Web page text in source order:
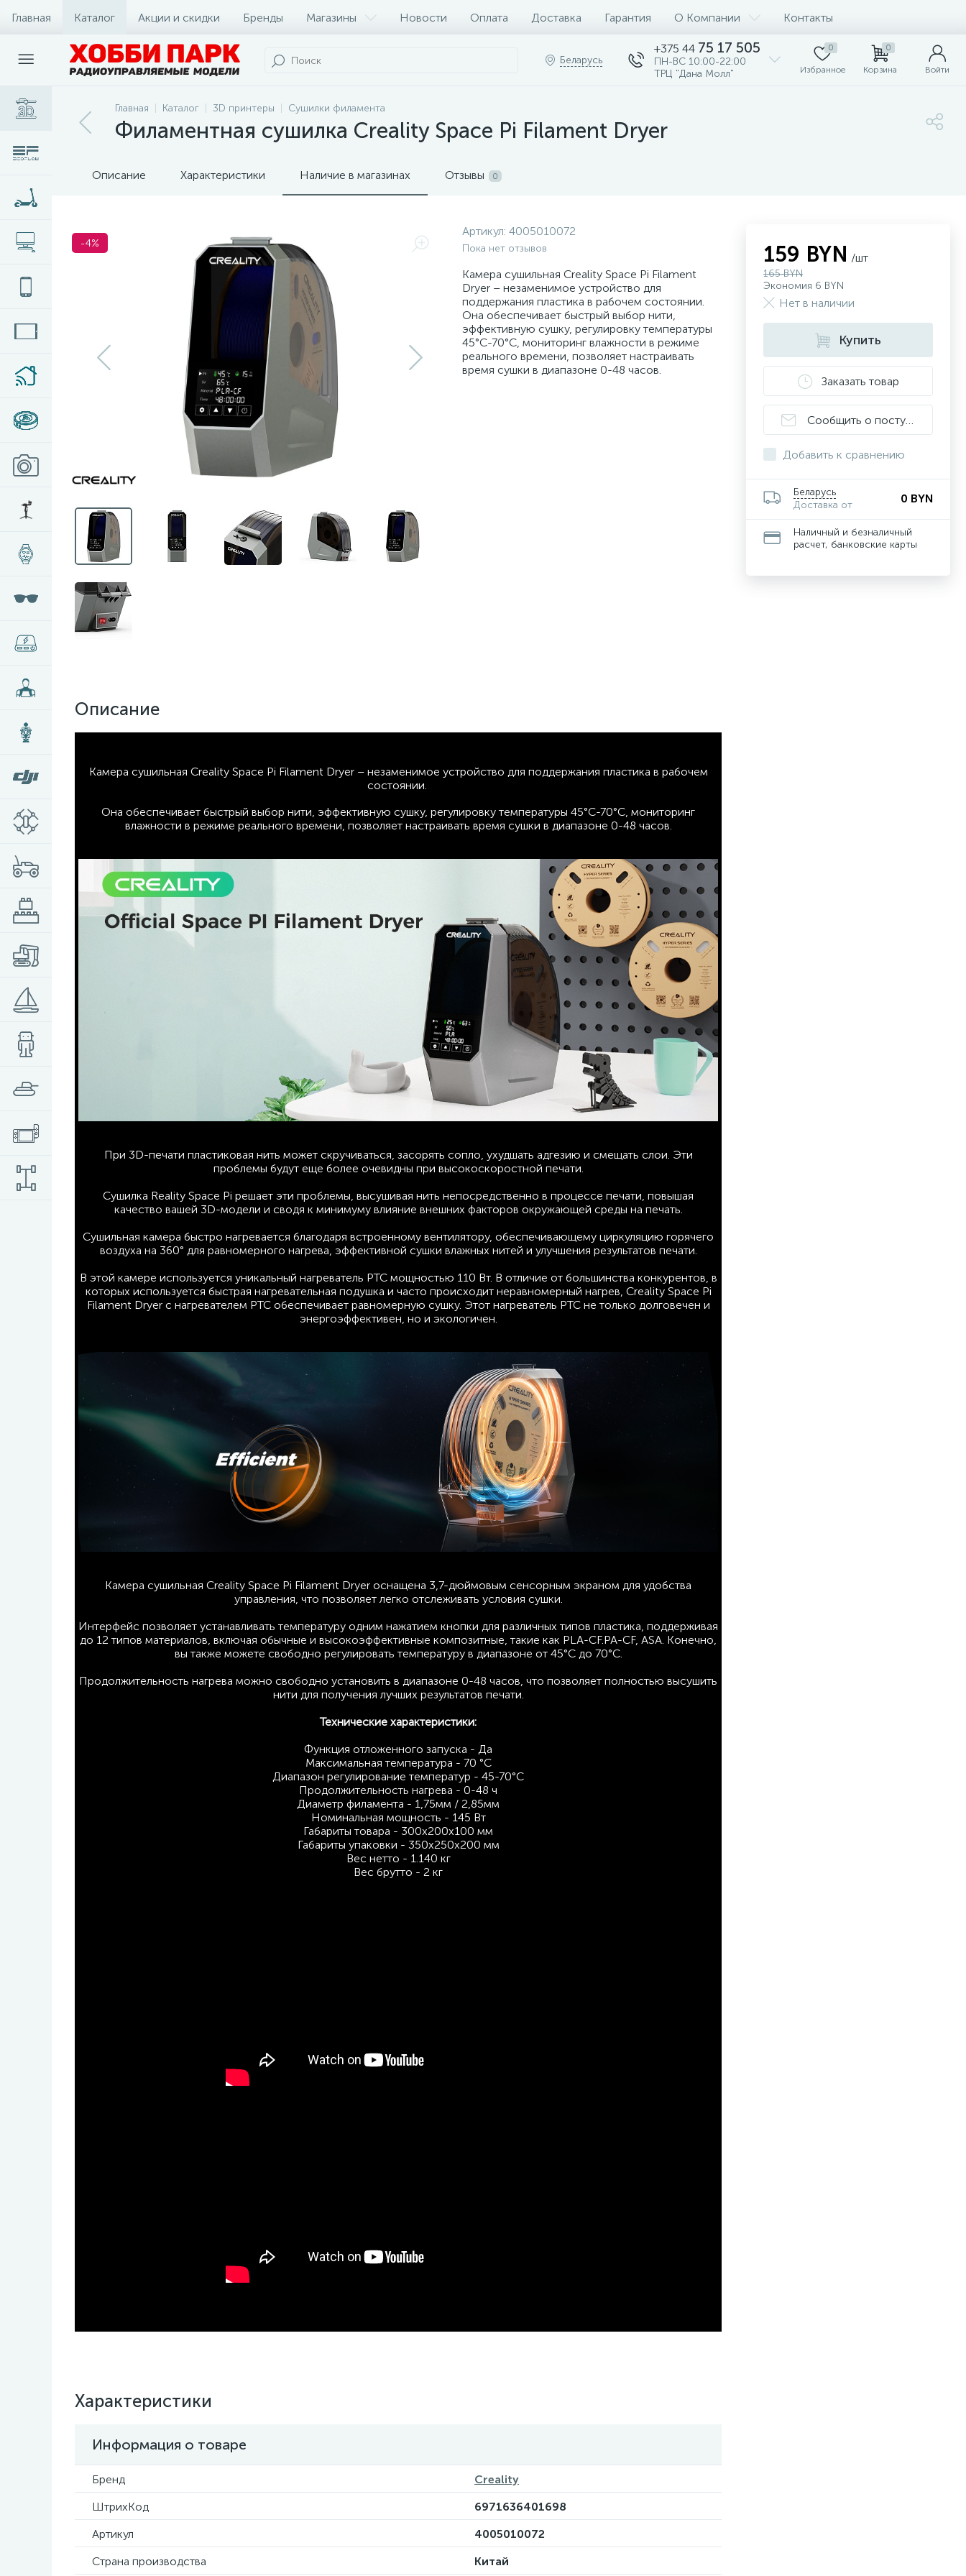
Главная Каталог Акции и скидки Бренды Магазины Новости Оплата Доставка Гарантия О Компании Контакты
Беларусь
+375 44 75 17 505
ПН-ВС 10:00-22:00
ТРЦ "Дана Молл"
0
Избранное
0
Корзина Войти
Главная Каталог 3D принтеры Сушилки филамента
Филаментная сушилка Creality Space Pi Filament Dryer
Описание Характеристики Наличие в магазинах Отзывы 0
-4%
Артикул: 4005010072
Пока нет отзывов
Камера сушильная Creality Space Pi Filament
Dryer – незаменимое устройство для
поддержания пластика в рабочем состоянии.
Она обеспечивает быстрый выбор нити,
эффективную сушку, регулировку температуры
45°C-70°C, мониторинг влажности в режиме
реального времени, позволяет настраивать
время сушки в диапазоне 0-48 часов.
Описание
Камера сушильная Creality Space Pi Filament Dryer – незаменимое устройство для поддержания пластика в рабочем
состоянии.
Она обеспечивает быстрый выбор нити, эффективную сушку, регулировку температуры 45°C-70°C, мониторинг
влажности в режиме реального времени, позволяет настраивать время сушки в диапазоне 0-48 часов.
При 3D-печати пластиковая нить может скручиваться, засорять сопло, ухудшать адгезию и смещать слои. Эти
проблемы будут еще более очевидны при высокоскоростной печати.
Сушилка Reality Space Pi решает эти проблемы, высушивая нить непосредственно в процессе печати, повышая
качество вашей 3D-модели и сводя к минимуму влияние внешних факторов окружающей среды на печать.
Сушильная камера быстро нагревается благодаря встроенному вентилятору, обеспечивающему циркуляцию горячего
воздуха на 360° для равномерного нагрева, эффективной сушки влажных нитей и улучшения результатов печати.
В этой камере используется уникальный нагреватель PTC мощностью 110 Вт. В отличие от большинства конкурентов, в
которых используется быстрая нагревательная подушка и часто происходит неравномерный нагрев, Creality Space Pi
Filament Dryer с нагревателем PTC обеспечивает равномерную сушку. Этот нагреватель PTC не только долговечен и
энергоэффективен, но и экологичен.
Камера сушильная Creality Space Pi Filament Dryer оснащена 3,7-дюймовым сенсорным экраном для удобства
управления, что позволяет легко отслеживать условия сушки.
Интерфейс позволяет устанавливать температуру одним нажатием кнопки для различных типов пластика, поддерживая
до 12 типов материалов, включая обычные и высокоэффективные композитные, такие как PLA-CF.PA-CF, ASA. Конечно,
вы также можете свободно регулировать температуру в диапазоне от 45°C до 70°C.
Продолжительность нагрева можно свободно установить в диапазоне 0-48 часов, что позволяет полностью высушить
нити для получения лучших результатов печати.
Технические характеристики:
Функция отложенного запуска - Да
Максимальная температура - 70 °С
Диапазон регулирование температур - 45-70°С
Продолжительность нагрева - 0-48 ч
Диаметр филамента - 1,75мм / 2,85мм
Номинальная мощность - 145 Вт
Габариты товара - 300x200x100 мм
Габариты упаковки - 350x250x200 мм
Вес нетто - 1.140 кг
Вес брутто - 2 кг
Характеристики
Информация о товаре
Бренд
Creality
ШтрихКод
6971636401698
Артикул
4005010072
Страна производства
Китай
159 BYN /шт
165 BYN
Экономия 6 BYN
Нет в наличии
Купить
Заказать товар
Сообщить о поступлении
Добавить к сравнению
Беларусь
Доставка от
0 BYN
Наличный и безналичный
расчет, банковские карты